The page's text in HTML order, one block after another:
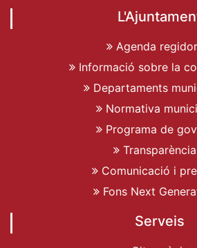
Agenda
Informació sobre la
Departaments
Normativa
Programa de
Transparència
Comunicació i
Fons Next
Serveis